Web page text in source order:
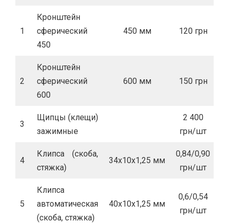
1
Кронштейн
сферический
450
450 мм 120 грн
2
Кронштейн
сферический
600
600 мм 150 грн
3
Щипцы (клещи)
зажимные
2 400
грн/шт
4
Клипса (скоба,
стяжка)
34х10х1,25 мм
0,84/0,90
грн/шт
5
Клипса
автоматическая
(скоба, стяжка)
40х10х1,25 мм
0,6/0,54
грн/шт